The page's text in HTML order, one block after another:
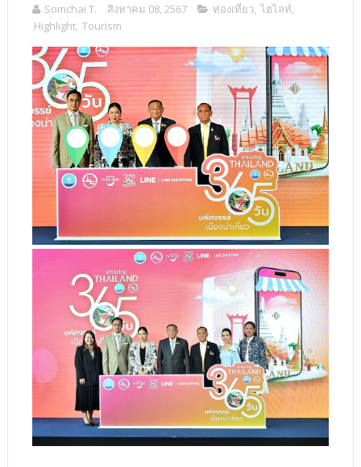
Somchai T. สิงหาคม 08, 2567 ท่องเที่ยว, ไฮไลท์,
Highlight, Tourism